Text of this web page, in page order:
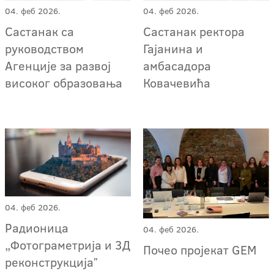
04. феб 2026.
Састанак са
руководством
Агенције за развој
високог образовања
04. феб 2026.
Састанак ректора
Гајанина и
амбасадора
Ковачевића
04. феб 2026.
Радионица
„Фотограметрија и 3Д
реконструкцијаˮ
04. феб 2026.
Почео пројекат GEM